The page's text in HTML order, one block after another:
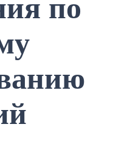
по